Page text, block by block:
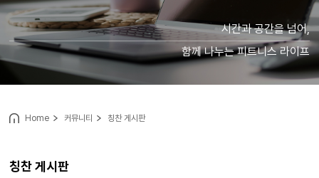
시간과 공간을 넘어,
함께 나누는 피트니스 라이프
칭찬 게시판
Home 커뮤니티 칭찬 게시판